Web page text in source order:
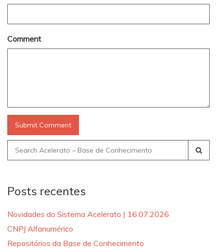
Comment
Search
for:
Posts recentes
Novidades do Sistema Acelerato | 16.07.2026
CNPJ Alfanumérico
Repositórios da Base de Conhecimento